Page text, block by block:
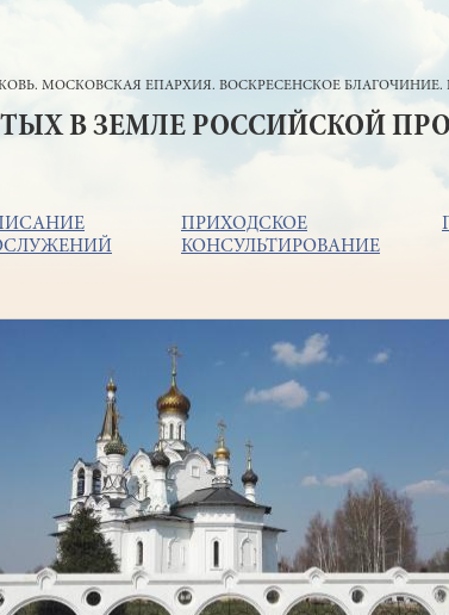
МОСКОВСКАЯ ЕПАРХИЯ. ВОСКРЕСЕНСКОЕ БЛАГОЧИНИЕ.
В ЗЕМЛЕ РОССИЙСКОЙ
ПРИХОДСКОЕ
КОНСУЛЬТИРОВАНИЕ